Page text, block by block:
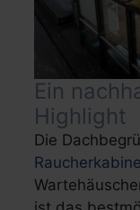
Ein
Highlight
Die